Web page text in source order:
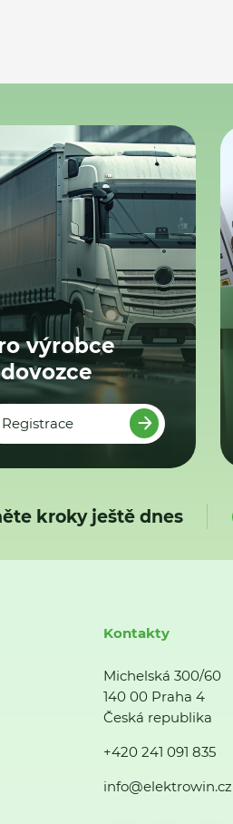
výrobce
Registrace
kroky ještě dnes
Kontakty
Michelská 300/60
140 00 Praha 4
Česká republika
+420 241 091 835
info@elektrowin.cz